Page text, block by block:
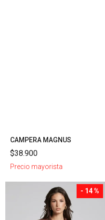
CAMPERA MAGNUS
$38.900
Precio mayorista
- 14 %